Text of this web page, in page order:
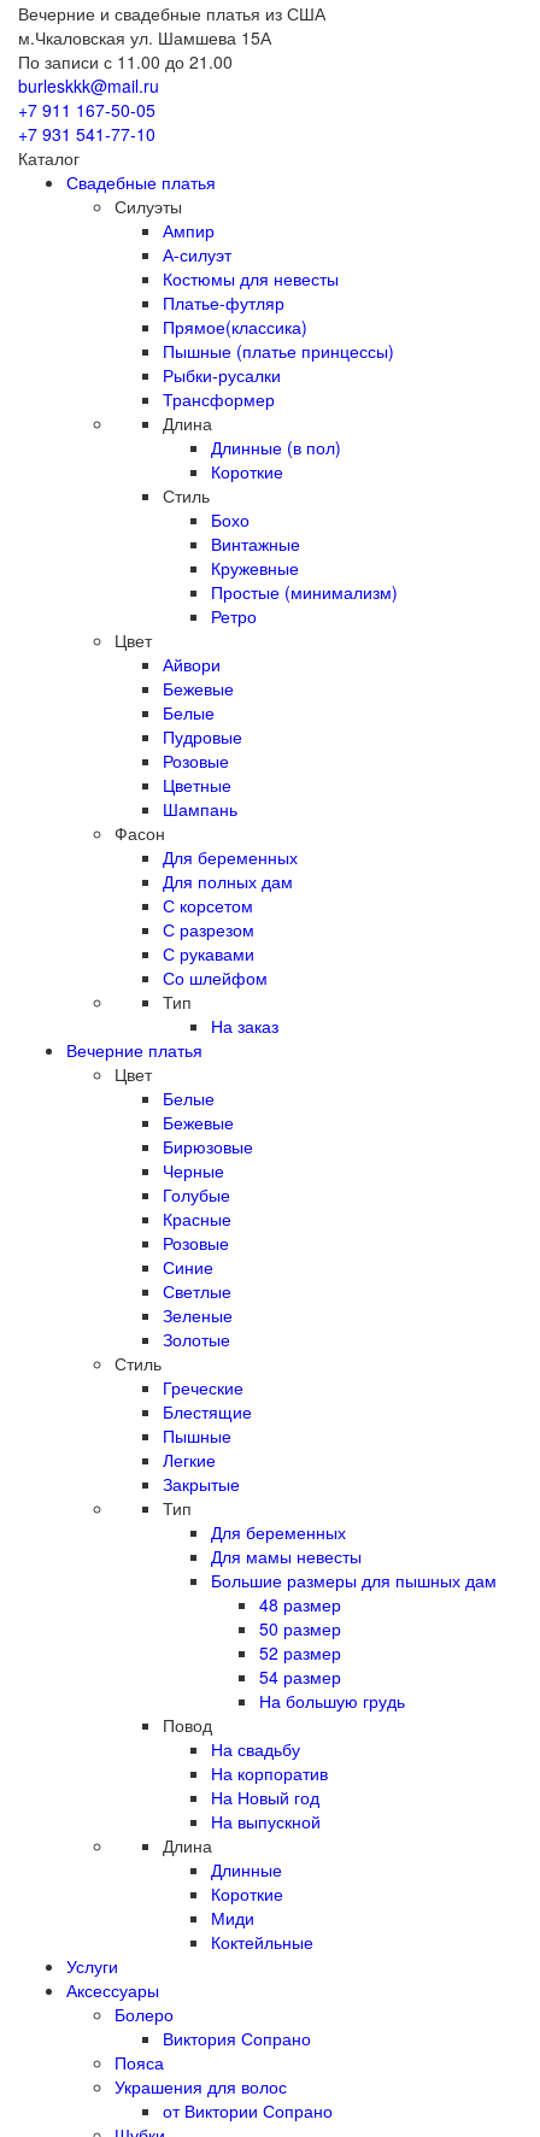
Вечерние и свадебные платья из США
м.Чкаловская ул. Шамшева 15А
По записи с 11.00 до 21.00
burleskkk@mail.ru
+7 911 167-50-05
+7 931 541-77-10
Каталог
Свадебные платья
Силуэты
Ампир
А-силуэт
Костюмы для невесты
Платье-футляр
Прямое(классика)
Пышные (платье принцессы)
Рыбки-русалки
Трансформер
Длина
Длинные (в пол)
Короткие
Стиль
Бохо
Винтажные
Кружевные
Простые (минимализм)
Ретро
Цвет
Айвори
Бежевые
Белые
Пудровые
Розовые
Цветные
Шампань
Фасон
Для беременных
Для полных дам
С корсетом
С разрезом
С рукавами
Со шлейфом
Тип
На заказ
Вечерние платья
Цвет
Белые
Бежевые
Бирюзовые
Черные
Голубые
Красные
Розовые
Синие
Светлые
Зеленые
Золотые
Стиль
Греческие
Блестящие
Пышные
Легкие
Закрытые
Тип
Для беременных
Для мамы невесты
Большие размеры для пышных дам
48 размер
50 размер
52 размер
54 размер
На большую грудь
Повод
На свадьбу
На корпоратив
На Новый год
На выпускной
Длина
Длинные
Короткие
Миди
Коктейльные
Услуги
Аксессуары
Болеро
Виктория Сопрано
Пояса
Украшения для волос
от Виктории Сопрано